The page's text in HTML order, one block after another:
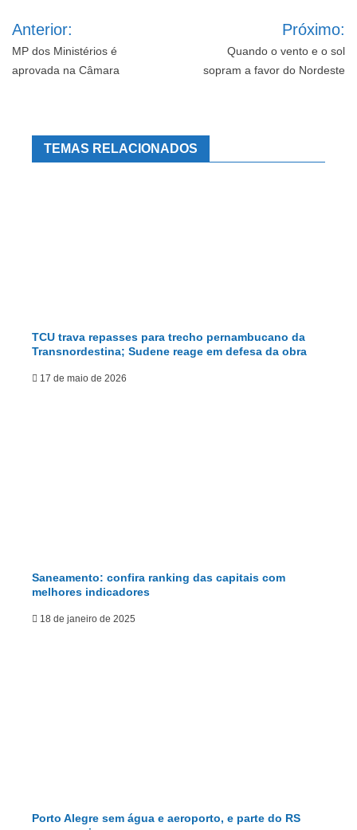
de
Post
Anterior:
MP dos Ministérios é
aprovada na Câmara
Próximo:
Quando o vento e o sol
sopram a favor do Nordeste
TEMAS RELACIONADOS
TCU trava repasses para trecho pernambucano da
Transnordestina; Sudene reage em defesa da obra
17 de maio de 2026
Saneamento: confira ranking das capitais com
melhores indicadores
18 de janeiro de 2025
Porto Alegre sem água e aeroporto, e parte do RS